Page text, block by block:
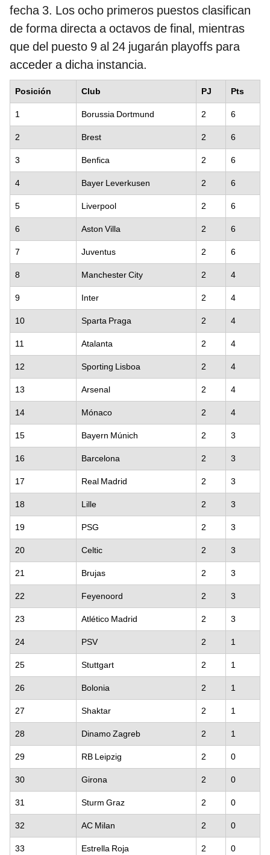
fecha 3. Los ocho primeros puestos clasifican
de forma directa a octavos de final, mientras
que del puesto 9 al 24 jugarán playoffs para
acceder a dicha instancia.
Posición Club PJ Pts
1 Borussia Dortmund 2 6
2 Brest 2 6
3 Benfica 2 6
4 Bayer Leverkusen 2 6
5 Liverpool 2 6
6 Aston Villa 2 6
7 Juventus 2 6
8 Manchester City 2 4
9 Inter 2 4
10 Sparta Praga 2 4
11 Atalanta 2 4
12 Sporting Lisboa 2 4
13 Arsenal 2 4
14 Mónaco 2 4
15 Bayern Múnich 2 3
16 Barcelona 2 3
17 Real Madrid 2 3
18 Lille 2 3
19 PSG 2 3
20 Celtic 2 3
21 Brujas 2 3
22 Feyenoord 2 3
23 Atlético Madrid 2 3
24 PSV 2 1
25 Stuttgart 2 1
26 Bolonia 2 1
27 Shaktar 2 1
28 Dinamo Zagreb 2 1
29 RB Leipzig 2 0
30 Girona 2 0
31 Sturm Graz 2 0
32 AC Milan 2 0
33 Estrella Roja 2 0